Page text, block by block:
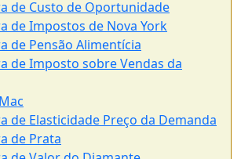
de Custo de Oportunidade
de Impostos de Nova York
de Pensão Alimentícia
de Imposto sobre Vendas da
de Elasticidade Preço da Demanda
de Prata